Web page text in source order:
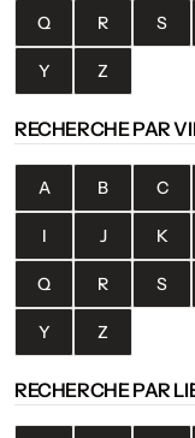
Q R S
Y Z
RECHERCHE PAR
A B C
I J K
Q R S
Y Z
RECHERCHE PAR